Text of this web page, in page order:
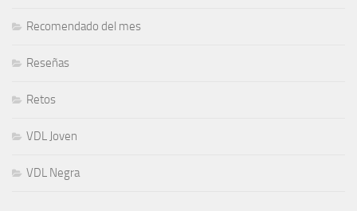
Recomendado del mes
Reseñas
Retos
VDL Joven
VDL Negra